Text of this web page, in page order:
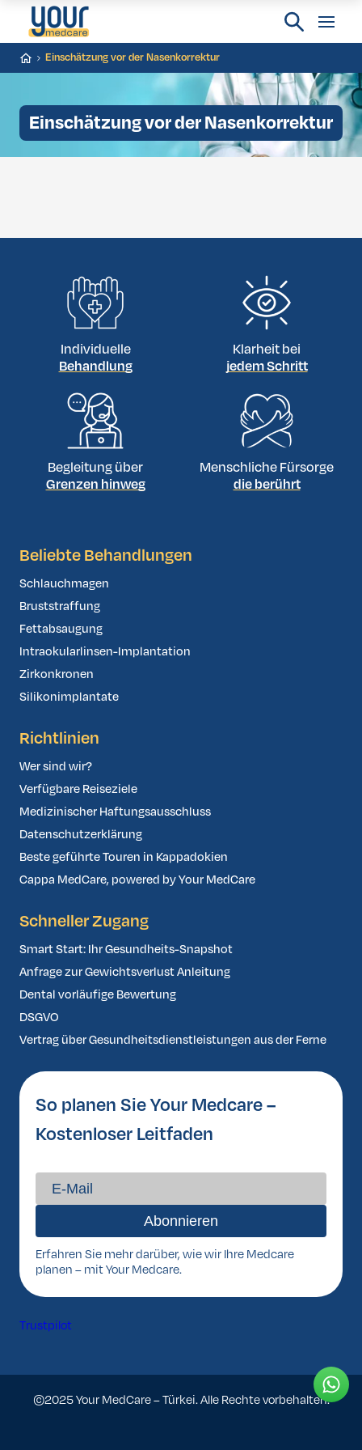
Einschätzung vor der Nasenkorrektur
Einschätzung vor der Nasenkorrektur
Individuelle
Behandlung
Klarheit bei
jedem Schritt
Begleitung über
Grenzen hinweg
Menschliche Fürsorge
die berührt
Beliebte Behandlungen
Schlauchmagen
Bruststraffung
Fettabsaugung
Intraokularlinsen-Implantation
Zirkonkronen
Silikonimplantate
Richtlinien
Wer sind wir?
Verfügbare Reiseziele
Medizinischer Haftungsausschluss
Datenschutzerklärung
Beste geführte Touren in Kappadokien
Cappa MedCare, powered by Your MedCare
Schneller Zugang
Smart Start: Ihr Gesundheits-Snapshot
Anfrage zur Gewichtsverlust Anleitung
Dental vorläufige Bewertung
DSGVO
Vertrag über Gesundheitsdienstleistungen aus der Ferne
So planen Sie Your Medcare –
Kostenloser Leitfaden
Erfahren Sie mehr darüber, wie wir Ihre Medcare
planen – mit Your Medcare.
Trustpilot
©2025 Your MedCare – Türkei. Alle Rechte vorbehalten.